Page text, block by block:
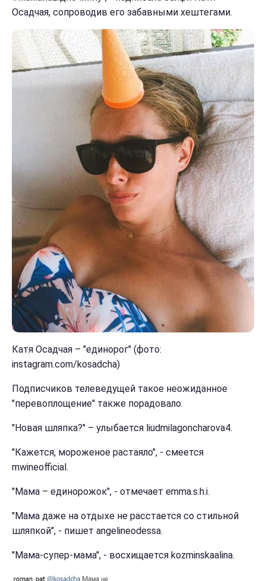
Осадчая, сопроводив его забавными хештегами.
Катя Осадчая – "единорог" (фото:
instagram.com/kosadcha)
Подписчиков телеведущей такое неожиданное
"перевоплощение" также порадовало.
"Новая шляпка?" – улыбается liudmilagoncharova4.
"Кажется, мороженое растаяло", - смеется
mwineofficial.
"Мама – единорожок", - отмечает emma.s.h.i.
"Мама даже на отдыхе не расстается со стильной
шляпкой", - пишет angelineodessa.
"Мама-супер-мама", - восхищается kozminskaalina.